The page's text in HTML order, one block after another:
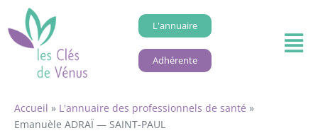
L'annuaire
Adhérente
Accueil » L'annuaire des professionnels de santé »
Emanuèle ADRAÏ — SAINT-PAUL